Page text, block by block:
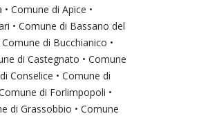
Comune di Apice •
• Comune di Bassano del
di Bucchianico •
di Castegnato • Comune
Conselice • Comune di
di Forlimpopoli •
di Grassobbio • Comune